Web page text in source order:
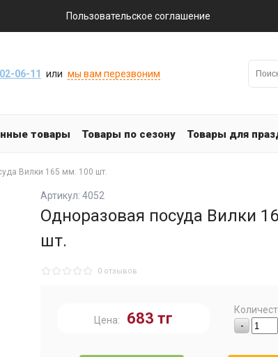
Пользовательское соглашение
06-11 или мы вам перезвоним
товары Товары по сезону Товары для
Вилки 165 мм. 100 шт.
Артикул: 4052
Одноразовая посуда Вилки
шт.
0 отзывов
Цена: 683 тг
-